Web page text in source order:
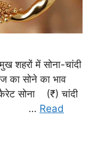
में सोना-चांदी
का सोने का भाव
सोना (₹) चांदी
… Read